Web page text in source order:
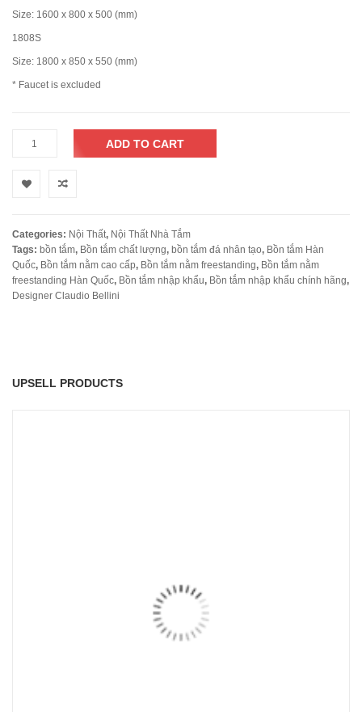
Size: 1600 x 800 x 500 (mm)
1808S
Size: 1800 x 850 x 550 (mm)
* Faucet is excluded
ADD TO CART
Categories: Nội Thất, Nội Thất Nhà Tắm
Tags: bồn tắm, Bồn tắm chất lượng, bồn tắm đá nhân tạo, Bồn tắm Hàn
Quốc, Bồn tắm nằm cao cấp, Bồn tắm nằm freestanding, Bồn tắm nằm
freestanding Hàn Quốc, Bồn tắm nhập khẩu, Bồn tắm nhập khẩu chính hãng,
Designer Claudio Bellini
UPSELL PRODUCTS
READ MORE